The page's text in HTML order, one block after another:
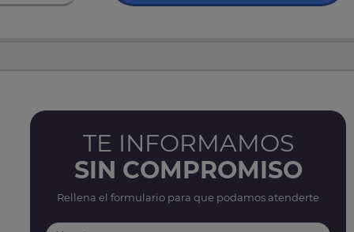
TE INFORMAMOS
SIN COMPROMISO
Rellena el formulario para que podamos atenderte